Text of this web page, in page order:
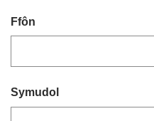
Ffôn
Symudol